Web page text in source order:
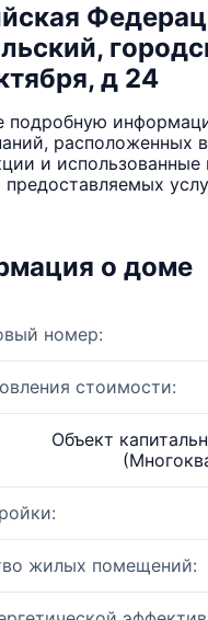
д 24
подробную
расположенных
и
предоставляемых
о доме
номер:
стоимости:
Объект
жилых помещений: